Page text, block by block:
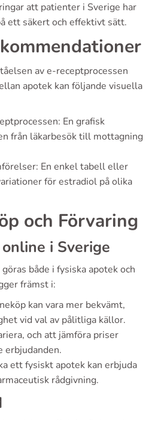
att patienter i Sverige har
ett säkert och effektivt sätt.
av e-receptprocessen
apotek kan följande visuella
En grafisk
från läkarbesök till mottagning
En enkel tabell eller
för estradiol på olika
och Förvaring
i Sverige
både i fysiska apotek och
främst i:
kan vara mer bekvämt,
vid val av pålitliga källor.
och att jämföra priser
erbjudanden.
ett fysiskt apotek kan erbjuda
rådgivning.